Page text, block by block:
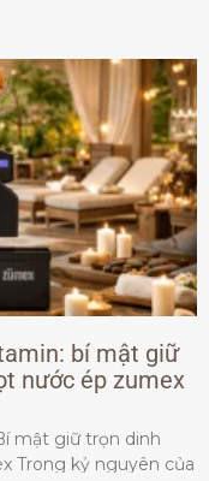
bí mật giữ
nước ép zumex
mật giữ trọn dinh
Trong kỷ nguyên của